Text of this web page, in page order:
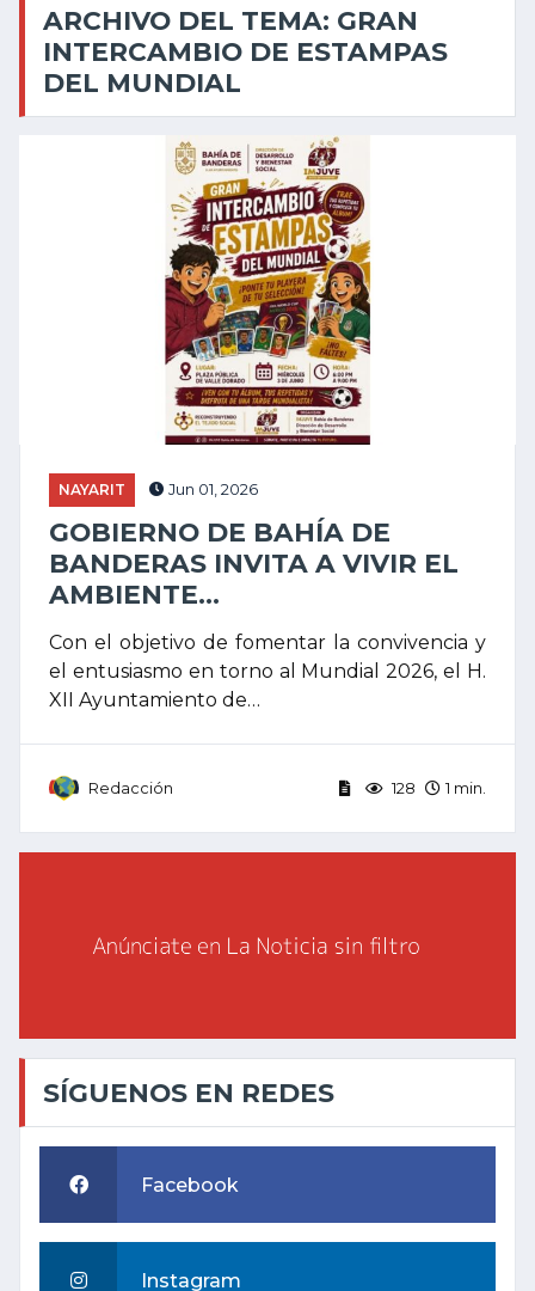
ARCHIVO DEL TEMA: GRAN
INTERCAMBIO DE ESTAMPAS
DEL MUNDIAL
NAYARIT Jun 01, 2026
GOBIERNO DE BAHÍA DE
BANDERAS INVITA A VIVIR EL
AMBIENTE...
Con el objetivo de fomentar la convivencia y
el entusiasmo en torno al Mundial 2026, el H.
XII Ayuntamiento de…
Redacción 128 1 min.
SÍGUENOS EN REDES
Facebook
Instagram